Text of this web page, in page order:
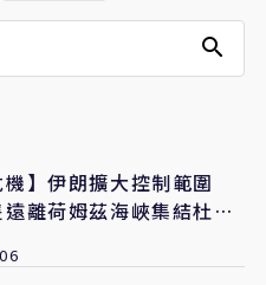
機】伊朗擴大控制範圍
離荷姆茲海峽集結杜拜